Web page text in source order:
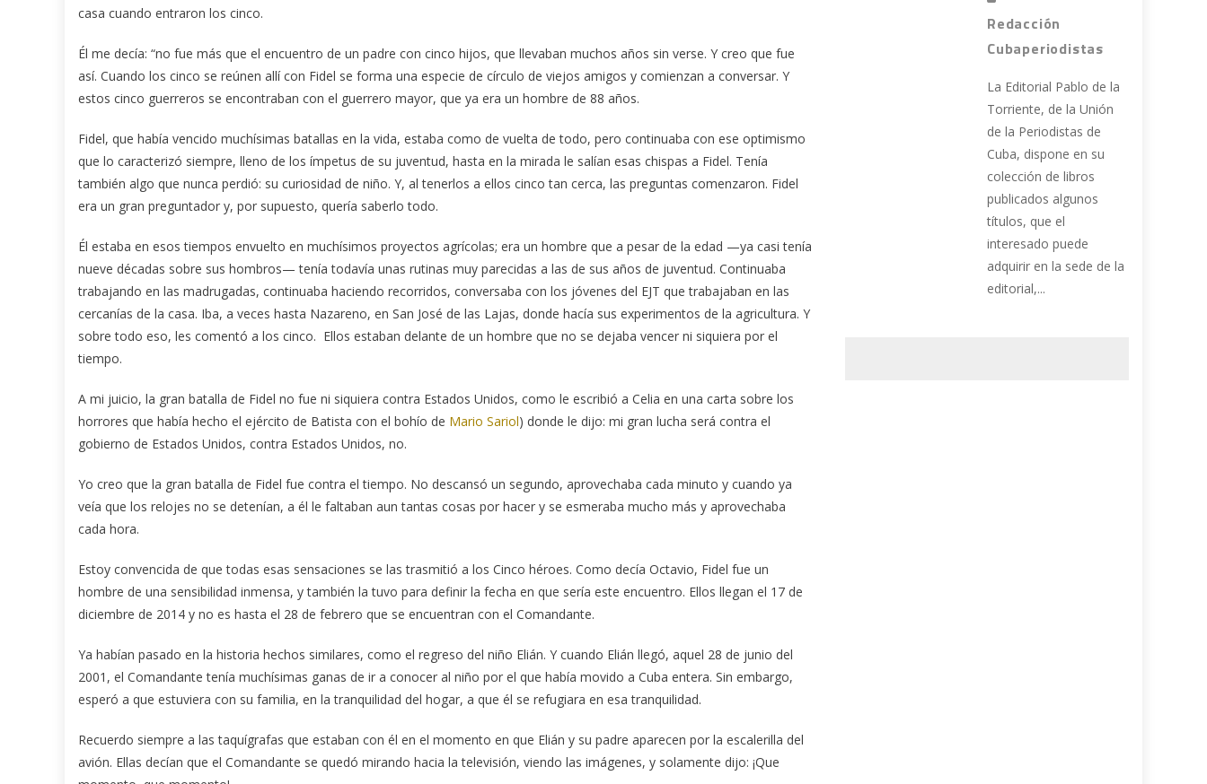
casa cuando entraron los cinco.
Él me decía: “no fue más que el encuentro de un padre con cinco hijos, que llevaban muchos años sin verse. Y creo que fue
así. Cuando los cinco se reúnen allí con Fidel se forma una especie de círculo de viejos amigos y comienzan a conversar. Y
estos cinco guerreros se encontraban con el guerrero mayor, que ya era un hombre de 88 años.
Fidel, que había vencido muchísimas batallas en la vida, estaba como de vuelta de todo, pero continuaba con ese optimismo
que lo caracterizó siempre, lleno de los ímpetus de su juventud, hasta en la mirada le salían esas chispas a Fidel. Tenía
también algo que nunca perdió: su curiosidad de niño. Y, al tenerlos a ellos cinco tan cerca, las preguntas comenzaron. Fidel
era un gran preguntador y, por supuesto, quería saberlo todo.
Él estaba en esos tiempos envuelto en muchísimos proyectos agrícolas; era un hombre que a pesar de la edad —ya casi tenía
nueve décadas sobre sus hombros— tenía todavía unas rutinas muy parecidas a las de sus años de juventud. Continuaba
trabajando en las madrugadas, continuaba haciendo recorridos, conversaba con los jóvenes del EJT que trabajaban en las
cercanías de la casa. Iba, a veces hasta Nazareno, en San José de las Lajas, donde hacía sus experimentos de la agricultura. Y
sobre todo eso, les comentó a los cinco. Ellos estaban delante de un hombre que no se dejaba vencer ni siquiera por el
tiempo.
A mi juicio, la gran batalla de Fidel no fue ni siquiera contra Estados Unidos, como le escribió a Celia en una carta sobre los
horrores que había hecho el ejército de Batista con el bohío de Mario Sariol) donde le dijo: mi gran lucha será contra el
gobierno de Estados Unidos, contra Estados Unidos, no.
Yo creo que la gran batalla de Fidel fue contra el tiempo. No descansó un segundo, aprovechaba cada minuto y cuando ya
veía que los relojes no se detenían, a él le faltaban aun tantas cosas por hacer y se esmeraba mucho más y aprovechaba
cada hora.
Estoy convencida de que todas esas sensaciones se las trasmitió a los Cinco héroes. Como decía Octavio, Fidel fue un
hombre de una sensibilidad inmensa, y también la tuvo para definir la fecha en que sería este encuentro. Ellos llegan el 17 de
diciembre de 2014 y no es hasta el 28 de febrero que se encuentran con el Comandante.
Ya habían pasado en la historia hechos similares, como el regreso del niño Elián. Y cuando Elián llegó, aquel 28 de junio del
2001, el Comandante tenía muchísimas ganas de ir a conocer al niño por el que había movido a Cuba entera. Sin embargo,
esperó a que estuviera con su familia, en la tranquilidad del hogar, a que él se refugiara en esa tranquilidad.
Recuerdo siempre a las taquígrafas que estaban con él en el momento en que Elián y su padre aparecen por la escalerilla del
avión. Ellas decían que el Comandante se quedó mirando hacia la televisión, viendo las imágenes, y solamente dijo: ¡Que
Redacción
Cubaperiodistas
La Editorial Pablo de la
Torriente, de la Unión
de la Periodistas de
Cuba, dispone en su
colección de libros
publicados algunos
títulos, que el
interesado puede
adquirir en la sede de la
editorial,...